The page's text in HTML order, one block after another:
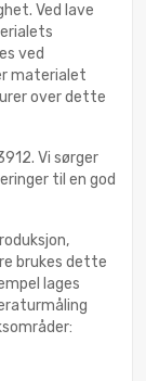
Ved lave
ved
materialet
over dette
Vi sørger
til en god
brukes dette
lages